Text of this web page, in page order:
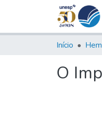
Início
O